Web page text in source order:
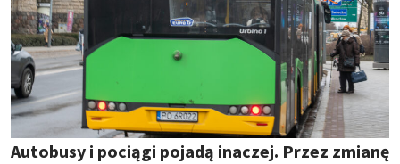
Autobusy i pociągi pojadą inaczej. Przez zmianę